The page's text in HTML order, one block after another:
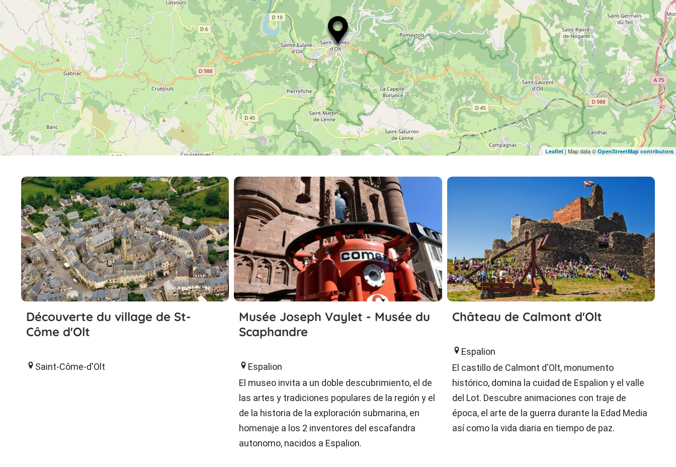
Leaflet| Map data © OpenStreetMap contributors
Découverte du village de St-
Côme d'Olt
Saint-Côme-d'Olt
Musée Joseph Vaylet - Musée du
Scaphandre
Espalion
El museo invita a un doble descubrimiento, el de
las artes y tradiciones populares de la región y el
de la historia de la exploración submarina, en
homenaje a los 2 inventores del escafandra
autonomo, nacidos a Espalion.
Château de Calmont d'Olt
Espalion
El castillo de Calmont d'Olt, monumento
histórico, domina la cuidad de Espalion y el valle
del Lot. Descubre animaciones con traje de
época, el arte de la guerra durante la Edad Media
así como la vida diaria en tiempo de paz.